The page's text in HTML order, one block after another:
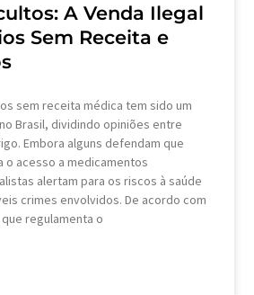
A Venda Ilegal
Sem Receita e
sem receita médica tem sido um
Brasil, dividindo opiniões entre
Embora alguns defendam que
o acesso a medicamentos
alertam para os riscos à saúde
crimes envolvidos. De acordo com
que regulamenta o